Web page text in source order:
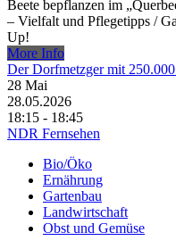
Beete bepflanzen im
– Vielfalt und Pflegetipps /​
Up!
More Info
Der Dorfmetzger mit
28 Mai
28.05.2026
18:15 - 18:45
NDR Fernsehen
Bio/Öko
Ernährung
Gartenbau
Landwirtschaft
Obst und Gemüse